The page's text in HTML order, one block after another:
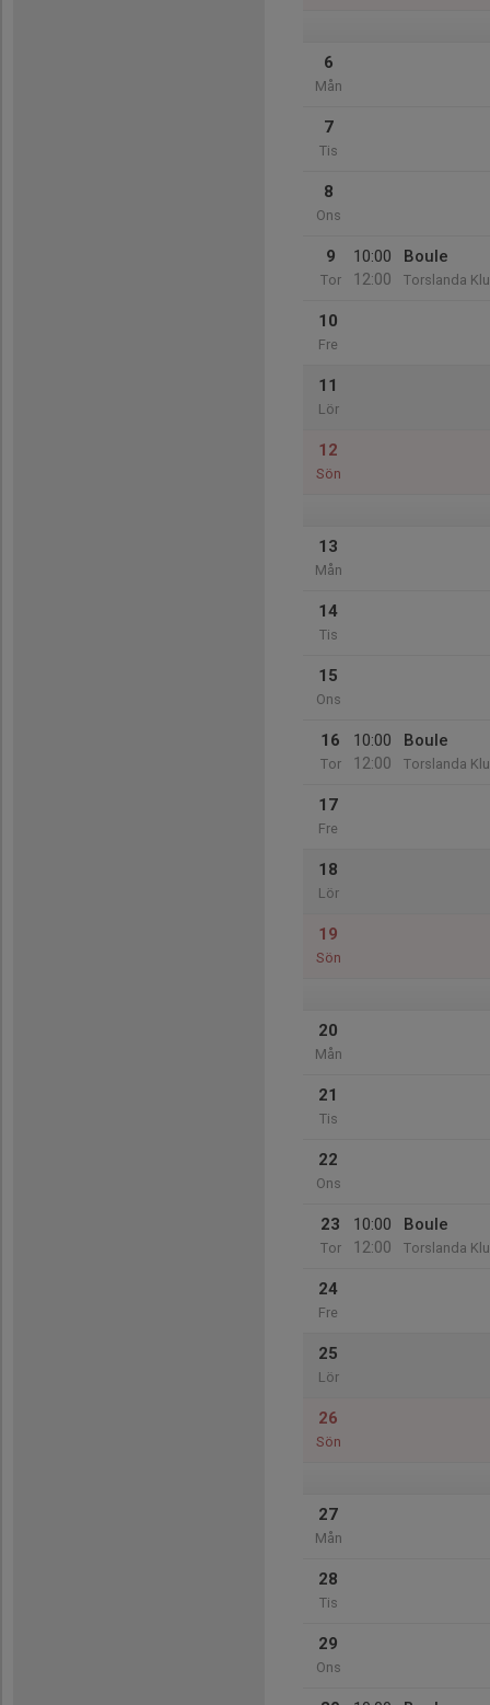
6
Mån
7
Tis
8
Ons
9
Tor
10:00
12:00
Boule
Torslanda
10
Fre
11
Lör
12
Sön
13
Mån
14
Tis
15
Ons
16
Tor
10:00
12:00
Boule
Torslanda
17
Fre
18
Lör
19
Sön
20
Mån
21
Tis
22
Ons
23
Tor
10:00
12:00
Boule
Torslanda
24
Fre
25
Lör
26
Sön
27
Mån
28
Tis
29
Ons